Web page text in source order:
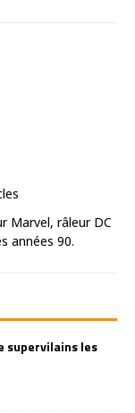
Marvel, râleur DC
années 90.
supervilains les